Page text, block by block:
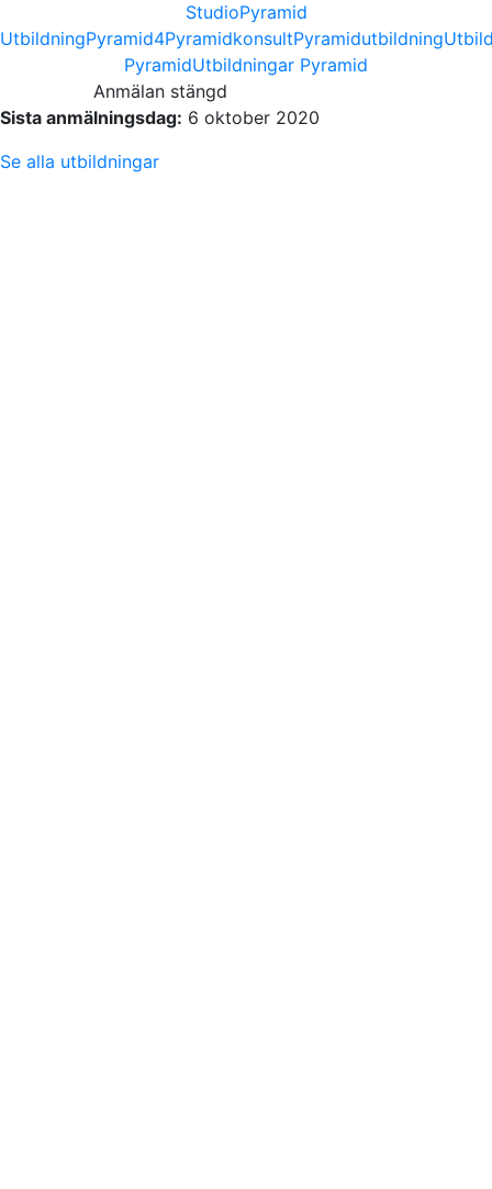
StudioPyramid
UtbildningPyramid4PyramidkonsultPyramidutbildning
PyramidUtbildningar Pyramid
Anmälan stängd
Sista anmälningsdag: 6 oktober 2020
Se alla utbildningar